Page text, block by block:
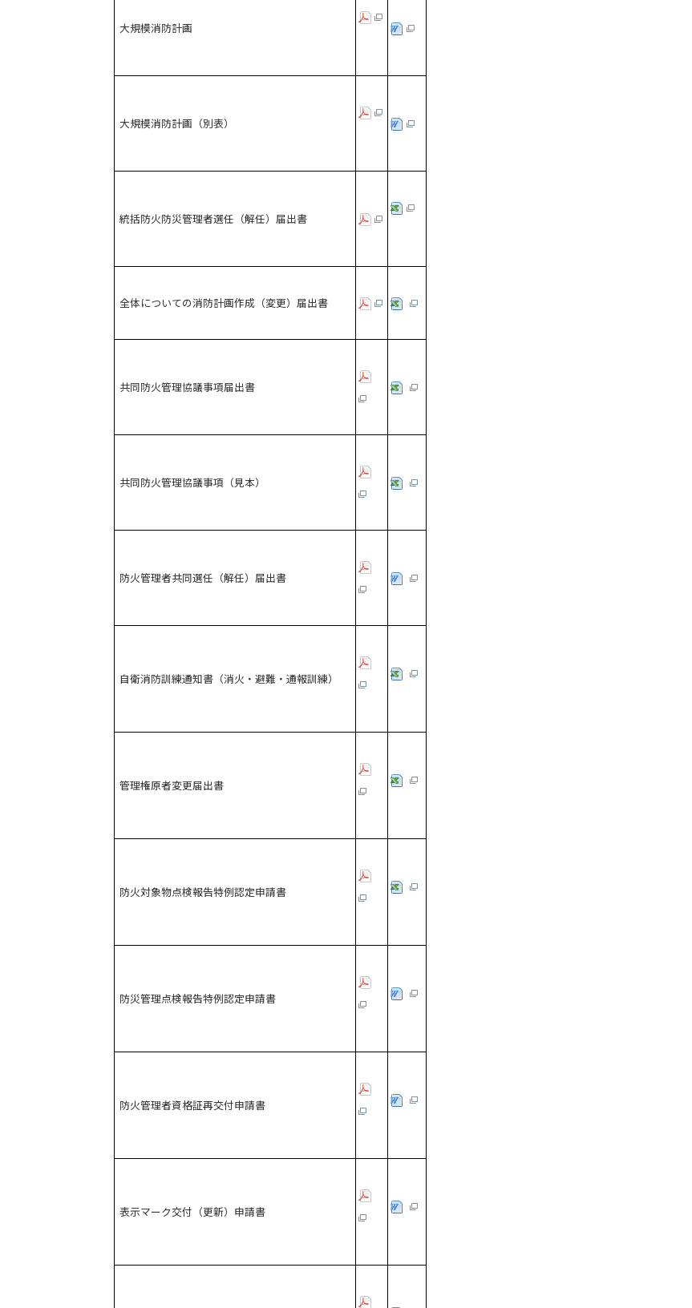
大規模消防計画
大規模消防計画（別表）
統括防火防災管理者選任（解任）届出書
全体についての消防計画作成（変更）届出書
共同防火管理協議事項届出書
共同防火管理協議事項（見本）
防火管理者共同選任（解任）届出書
自衛消防訓練通知書（消火・避難・通報訓練）
管理権原者変更届出書
防火対象物点検報告特例認定申請書
防災管理点検報告特例認定申請書
防火管理者資格証再交付申請書
表示マーク交付（更新）申請書